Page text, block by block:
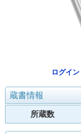
ログイン
蔵書情報
所蔵数